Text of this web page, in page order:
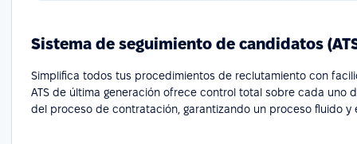
Sistema de seguimiento de candidatos
Simplifica todos tus procedimientos de reclutamiento con
ATS de última generación ofrece control total sobre cada uno
del proceso de contratación, garantizando un proceso fluido y